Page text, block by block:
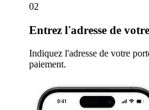
02
Entrez l'adresse de
Indiquez l'adresse de votre
paiement.